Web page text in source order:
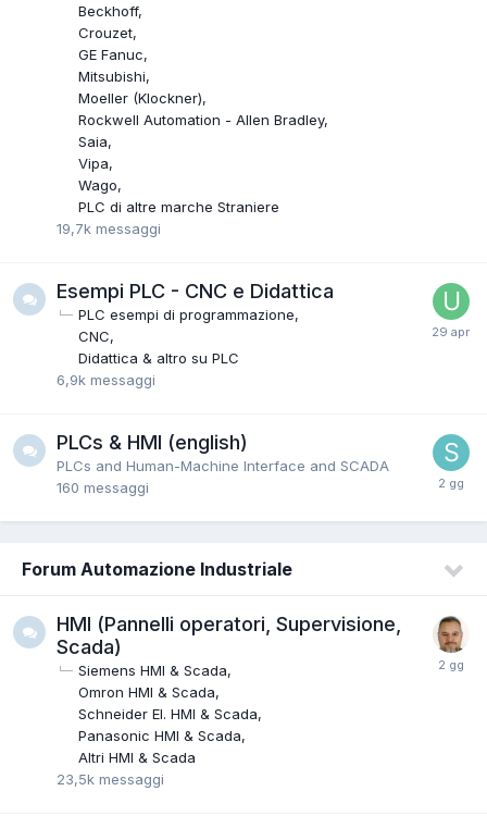
Beckhoff
Crouzet
GE Fanuc
Mitsubishi
Moeller (Klockner)
Rockwell Automation - Allen Bradley
Saia
Vipa
Wago
PLC di altre marche Straniere
19,7k messaggi
Esempi PLC - CNC e Didattica
PLC esempi di programmazione
CNC
Didattica & altro su PLC
6,9k messaggi
PLCs & HMI (english)
PLCs and Human-Machine Interface and SCADA
160 messaggi
Forum Automazione Industriale
HMI (Pannelli operatori, Supervisione,
Scada)
Siemens HMI & Scada
Omron HMI & Scada
Schneider EI. HMI & Scada
Panasonic HMI & Scada
Altri HMI & Scada
23,5k messaggi